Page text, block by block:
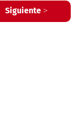
Siguiente >